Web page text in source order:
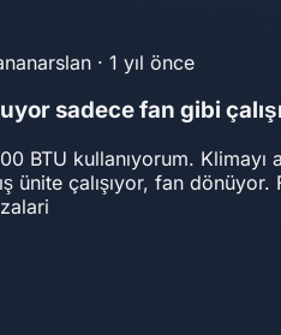
· 1 yıl önce
sadece fan gibi
BTU kullanıyorum.
ünite çalışıyor, fan dönüyor.